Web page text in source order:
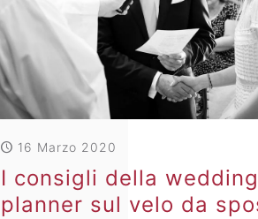
16 Marzo 2020
I consigli della wedding
planner sul velo da